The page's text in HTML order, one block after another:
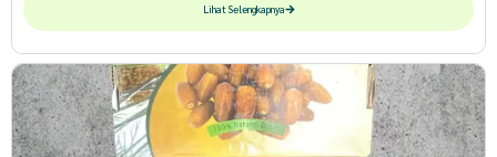
Lihat Selengkapnya